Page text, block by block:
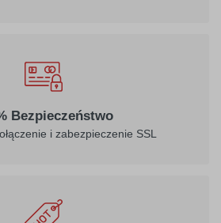
Bezpieczeństwo
i zabezpieczenie SSL